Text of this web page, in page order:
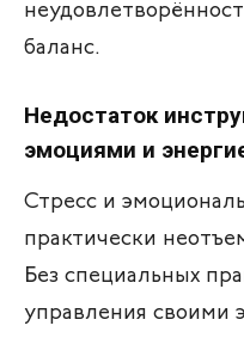
баланс.
Недостаток
эмоциями и
Стресс и
практически
Без специальных
управления своими